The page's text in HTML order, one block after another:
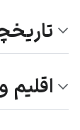
اقلیم